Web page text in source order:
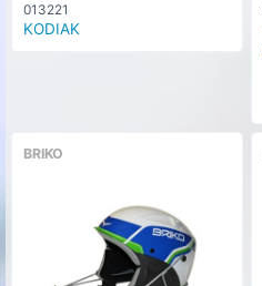
013221
KODIAK
BRIKO